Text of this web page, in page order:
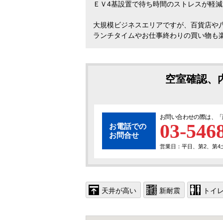
ＥＶ4基設置で待ち時間のストレスが軽
大規模ビジネスエリアですが、百貨店
ランチタイムやお仕事終わりの買い物も
空室確認、
お電話での
お問合せ
お問い合わせの際は、「
03-
営業日：平日、第2、第4
天井が高い 新耐震 トイ